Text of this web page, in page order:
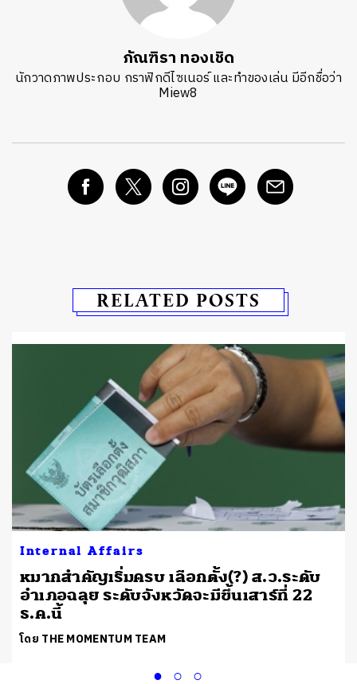
ภัณฑิรา ทองเชิด
นักวาดภาพประกอบ กราฟิกดีไซเนอร์ และทำของเล่น มีอีกชื่อว่า
Miew8
RELATED POSTS
Internal Affairs
หมากสำคัญเริ่มครบ เลือกตั้ง(?) ส.ว.ระดับ
อำเภอฉลุย ระดับจังหวัดจะมีขึ้นเสาร์ที่ 22
ธ.ค.นี้
โดย THE MOMENTUM TEAM